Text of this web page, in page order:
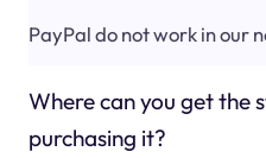
PayPal do not work in our
Where can you get the
purchasing it?